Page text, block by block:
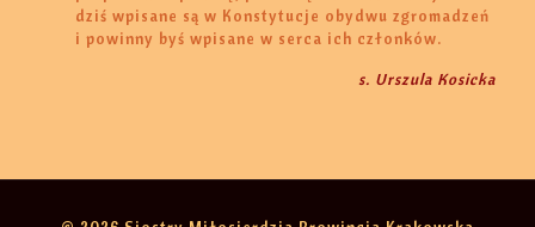
dziś wpisane są w Konstytucje obydwu zgromadzeń
i powinny byś wpisane w serca ich członków.
s. Urszula Kosicka